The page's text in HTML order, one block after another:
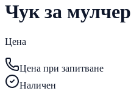
Чук за мулчер
Цена
Цена при запитване
Наличен